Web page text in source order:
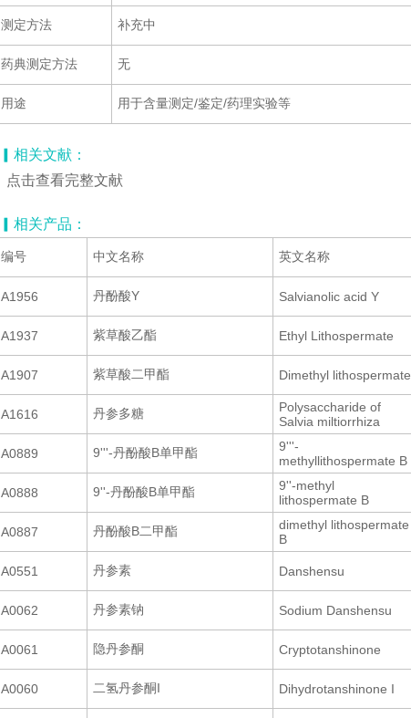
测定方法 补充中
药典测定方法 无
用途 用于含量测定/鉴定/药理实验等
▎相关文献：
点击查看完整文献
▎相关产品：
编号 中文名称 英文名称
A1956 丹酚酸Y Salvianolic acid Y
A1937 紫草酸乙酯 Ethyl Lithospermate
A1907 紫草酸二甲酯 Dimethyl lithospermate
A1616 丹参多糖
Polysaccharide of
Salvia miltiorrhiza
A0889 9'''-丹酚酸B单甲酯
9'''-
methyllithospermate B
A0888 9''-丹酚酸B单甲酯
9''-methyl
lithospermate B
A0887 丹酚酸B二甲酯
dimethyl lithospermate
B
A0551 丹参素 Danshensu
A0062 丹参素钠 Sodium Danshensu
A0061 隐丹参酮 Cryptotanshinone
A0060 二氢丹参酮I Dihydrotanshinone I